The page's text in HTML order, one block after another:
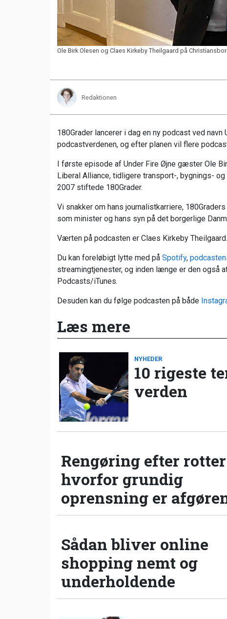
Ole Birk Olesen og Claes Kirkeby Theilgaard på
Redaktionen
180Grader lancerer i dag en ny podcast ved
podcastverdenen, og efter planen vil flere
I første episode af Under Fire Øjne gæster Ole
Liberal Alliance, tidligere transport-, bygnings-
2007 stiftede 180Grader.
Vi snakker om hans journalistkarriere,
som minister og hans syn på det borgerlige
Værten på podcasten er Claes Kirkeby Theilgaard.
Du kan foreløbigt lytte med på Spotify,
streamingtjenester, og inden længe er den også
Podcasts/iTunes.
Desuden kan du følge podcasten på både
Læs mere
NYHEDER
10 rigeste
verden
Rengøring efter
hvorfor grundig
oprensning er
Sådan bliver online
shopping nemt og
underholdende